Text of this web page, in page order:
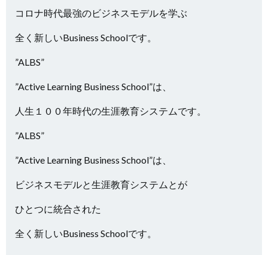
コロナ時代最強のビジネスモデルを学ぶ
全く新しいBusiness Schoolです。
”ALBS”
”Active Learning Business School”は、
人生１００年時代の生涯教育システムです。
”ALBS”
”Active Learning Business School”は、
ビジネスモデルと生涯教育システムとが
ひとつに統合された
全く新しいBusiness Schoolです。